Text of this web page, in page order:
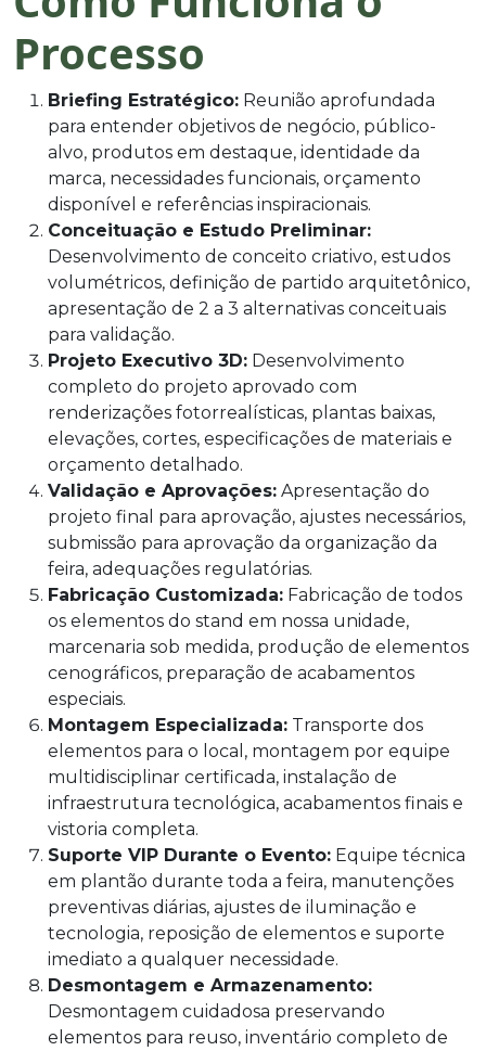
Processo
Briefing Estratégico: Reunião aprofundada
para entender objetivos de negócio, público-
alvo, produtos em destaque, identidade da
marca, necessidades funcionais, orçamento
disponível e referências inspiracionais.
Conceituação e Estudo Preliminar:
Desenvolvimento de conceito criativo, estudos
volumétricos, definição de partido arquitetônico,
apresentação de 2 a 3 alternativas conceituais
para validação.
Projeto Executivo 3D: Desenvolvimento
completo do projeto aprovado com
renderizações fotorrealísticas, plantas baixas,
elevações, cortes, especificações de materiais e
orçamento detalhado.
Validação e Aprovações: Apresentação do
projeto final para aprovação, ajustes necessários,
submissão para aprovação da organização da
feira, adequações regulatórias.
Fabricação Customizada: Fabricação de todos
os elementos do stand em nossa unidade,
marcenaria sob medida, produção de elementos
cenográficos, preparação de acabamentos
especiais.
Montagem Especializada: Transporte dos
elementos para o local, montagem por equipe
multidisciplinar certificada, instalação de
infraestrutura tecnológica, acabamentos finais e
vistoria completa.
Suporte VIP Durante o Evento: Equipe técnica
em plantão durante toda a feira, manutenções
preventivas diárias, ajustes de iluminação e
tecnologia, reposição de elementos e suporte
imediato a qualquer necessidade.
Desmontagem e Armazenamento:
Desmontagem cuidadosa preservando
elementos para reuso, inventário completo de